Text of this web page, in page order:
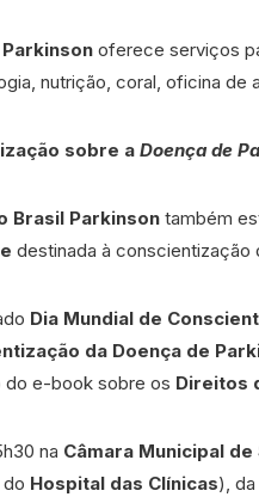
oferece serviços
nutrição, coral, oficina
sobre a Doença de
Brasil Parkinson também
destinada à conscientização
Dia Mundial de
da Doença de
do e-book sobre os Direitos
na Câmara Municipal de
Hospital das Clínicas), da